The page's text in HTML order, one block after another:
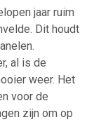
jaar ruim
Dit houdt
al is de
weer. Het
voor de
zijn om op